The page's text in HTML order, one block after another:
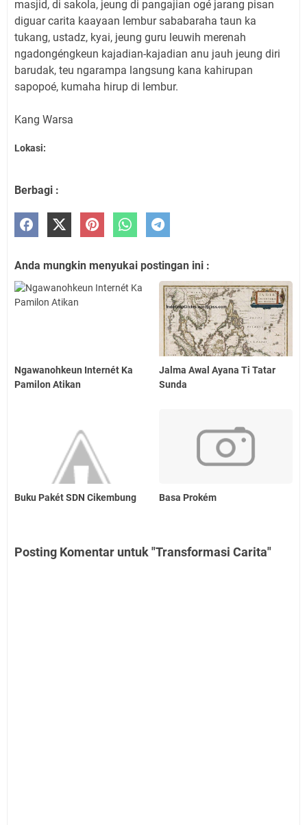
masjid, di sakola, jeung di pangajian ogé jarang pisan
diguar carita kaayaan lembur sababaraha taun ka
tukang, ustadz, kyai, jeung guru leuwih merenah
ngadongéngkeun kajadian-kajadian anu jauh jeung diri
barudak, teu ngarampa langsung kana kahirupan
sapopoé, kumaha hirup di lembur.
Kang Warsa
Lokasi:
Berbagi :
Anda mungkin menyukai postingan ini :
Ngawanohkeun Internét Ka
Pamilon Atikan
Jalma Awal Ayana Ti Tatar
Sunda
Buku Pakét SDN Cikembung Basa Prokém
Posting Komentar untuk "Transformasi Carita"